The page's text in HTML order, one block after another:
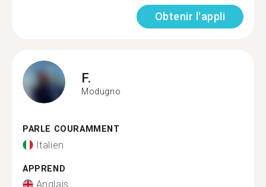
Obtenir l'appli
F.
Modugno
PARLE COURAMMENT
Italien
APPREND
Anglais